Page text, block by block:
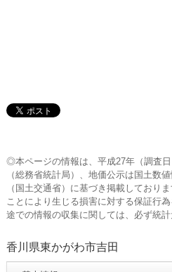
◎本ページの情報は、平成27年（調査
（総務省統計局）、地価公示は国土数
（国土交通省）に基づき掲載しており
ことにより生じる損害に対する保証行
途での情報の収集に関しては、必ず統計
香川県東かがわ市吉田